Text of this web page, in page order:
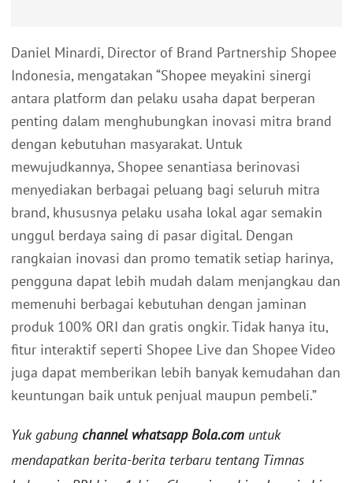
Daniel Minardi, Director of Brand Partnership Shopee
Indonesia, mengatakan “Shopee meyakini sinergi
antara platform dan pelaku usaha dapat berperan
penting dalam menghubungkan inovasi mitra brand
dengan kebutuhan masyarakat. Untuk
mewujudkannya, Shopee senantiasa berinovasi
menyediakan berbagai peluang bagi seluruh mitra
brand, khususnya pelaku usaha lokal agar semakin
unggul berdaya saing di pasar digital. Dengan
rangkaian inovasi dan promo tematik setiap harinya,
pengguna dapat lebih mudah dalam menjangkau dan
memenuhi berbagai kebutuhan dengan jaminan
produk 100% ORI dan gratis ongkir. Tidak hanya itu,
fitur interaktif seperti Shopee Live dan Shopee Video
juga dapat memberikan lebih banyak kemudahan dan
keuntungan baik untuk penjual maupun pembeli.”
Yuk gabung channel whatsapp Bola.com untuk
mendapatkan berita-berita terbaru tentang Timnas